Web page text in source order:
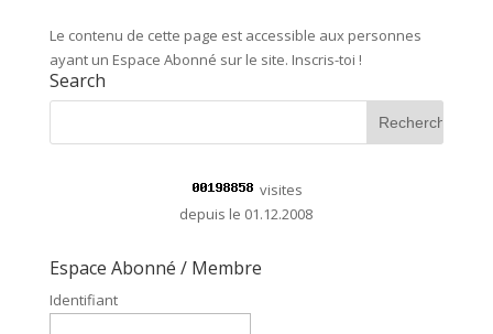
Le contenu de cette page est accessible aux personnes
ayant un Espace Abonné sur le site. Inscris-toi !
Search
visites
depuis le 01.12.2008
Espace Abonné / Membre
Identifiant